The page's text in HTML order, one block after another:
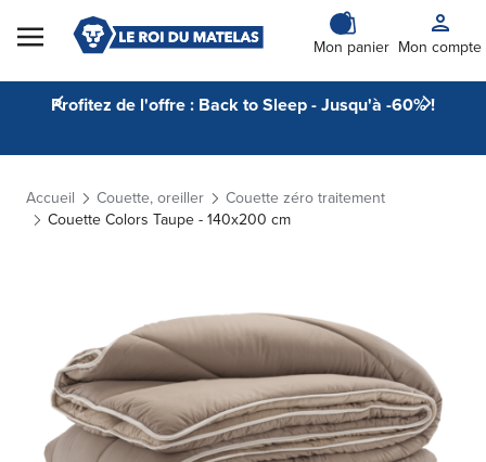
Skip to Content
Mon panier Mon compte
Profitez de l'offre : Back to Sleep - Jusqu'à -60% !
Accueil Couette, oreiller
Couette zéro traitement
Couette Colors Taupe - 140x200 cm